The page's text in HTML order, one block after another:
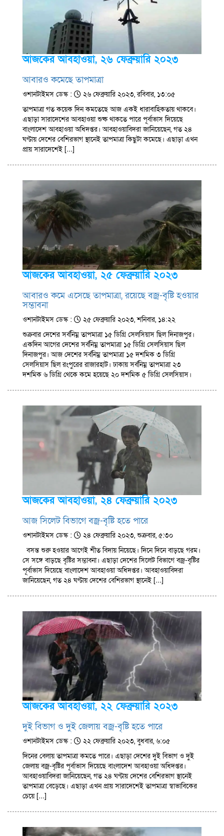
আজকের আবহাওয়া, ২৬ ফেব্রুয়ারি ২০২৩
আবারও কমেছে তাপমাত্রা
ওশানটাইমস ডেস্ক :
২৬ ফেব্রুয়ারি ২০২৩, রবিবার, ১৩:০৫
তাপমাত্রা গত কয়েক দিন কমতেছে আজ একই ধারাবাহিকতায় থাকবে।
এছাড়া সারাদেশের আবহাওয়া শুষ্ক থাকতে পারে পূর্বাভাস দিয়েছে
বাংলাদেশ আবহাওয়া অধিদপ্তর। আবহাওয়াবিদরা জানিয়েছেন, গত ২৪
ঘণ্টায় দেশের বেশিরভাগ স্থানেই তাপমাত্রা কিছুটা কমেছে। এছাড়া এখন
প্রায় সারাদেশেই […]
আজকের আবহাওয়া, ২৫ ফেব্রুয়ারি ২০২৩
আবারও কমে এসেছে তাপমাত্রা, রয়েছে বজ্র-বৃষ্টি হওয়ার
সম্ভাবনা
ওশানটাইমস ডেস্ক :
২৫ ফেব্রুয়ারি ২০২৩, শনিবার, ১৪:২২
শুক্রবার দেশের সর্বনিম্ন তাপমাত্রা ১৫ ডিগ্রি সেলসিয়াস ছিল দিনাজপুর।
একদিন আগের দেশের সর্বনিম্ন তাপমাত্রা ১৫ ডিগ্রি সেলসিয়াস ছিল
দিনাজপুর। আজ দেশের সর্বনিম্ন তাপমাত্রা ১৫ দশমিক ৩ ডিগ্রি
সেলসিয়াস ছিল রংপুরের রাজারহাট। ঢাকায় সর্বনিম্ন তাপমাত্রা ২৩
দশমিক ৬ ডিগ্রি থেকে কমে হয়েছে ২০ দশমিক ৫ ডিগ্রি সেলসিয়াস।
আজকের আবহাওয়া, ২৪ ফেব্রুয়ারি ২০২৩
আজ সিলেট বিভাগে বজ্র-বৃষ্টি হতে পারে
ওশানটাইমস ডেস্ক :
২৪ ফেব্রুয়ারি ২০২৩, শুক্রবার, ৫:৩০
বসন্ত শুরু হওয়ার আগেই শীত বিদায় নিয়েছে। দিনে দিনে বাড়ছে গরম।
সে সঙ্গে বাড়ছে বৃষ্টির সম্ভাবনা। এছাড়া দেশের সিলেট বিভাগে বজ্র-বৃষ্টির
পূর্বাভাস দিয়েছে বাংলাদেশ আবহাওয়া অধিদপ্তর। আবহাওয়াবিদরা
জানিয়েছেন, গত ২৪ ঘণ্টায় দেশের বেশিরভাগ স্থানেই […]
আজকের আবহাওয়া, ২২ ফেব্রুয়ারি ২০২৩
দুই বিভাগ ও দুই জেলায় বজ্র-বৃষ্টি হতে পারে
ওশানটাইমস ডেস্ক :
২২ ফেব্রুয়ারি ২০২৩, বুধবার, ৬:০৫
দিনের বেলায় তাপমাত্রা কমতে পারে। এছাড়া দেশের দুই বিভাগ ও দুই
জেলায় বজ্র-বৃষ্টির পূর্বাভাস দিয়েছে বাংলাদেশ আবহাওয়া অধিদপ্তর।
আবহাওয়াবিদরা জানিয়েছেন, গত ২৪ ঘণ্টায় দেশের বেশিরভাগ স্থানেই
তাপমাত্রা বেড়েছে। এছাড়া এখন প্রায় সারাদেশেই তাপমাত্রা স্বাভাবিকের
চেয়ে […]